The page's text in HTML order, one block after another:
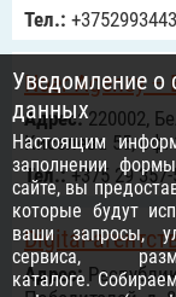
Тел.:
Noer Agency
Адрес:220002,
Киселева 55, оф.
Тел.:+375 29 357-
Digital-
Адрес:
Уведомление о
данных
Настоящим
заполнении
сайте, вы
которые будут
ваши запросы,
сервиса,
каталоге.